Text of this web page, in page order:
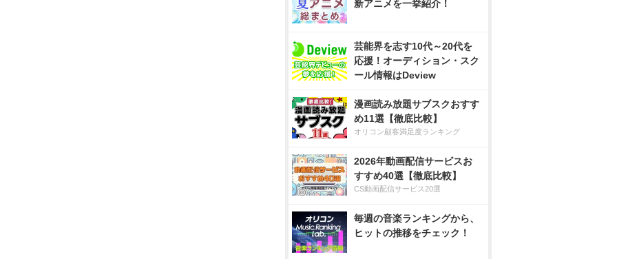
新アニメを一挙紹介！
芸能界を志す10代～20代を
応援！オーディション・スク
ール情報はDeview
漫画読み放題サブスクおすす
め11選【徹底比較】
オリコン顧客満足度ランキング
2026年動画配信サービスお
すすめ40選【徹底比較】
CS動画配信サービス20選
毎週の音楽ランキングから、
ヒットの推移をチェック！